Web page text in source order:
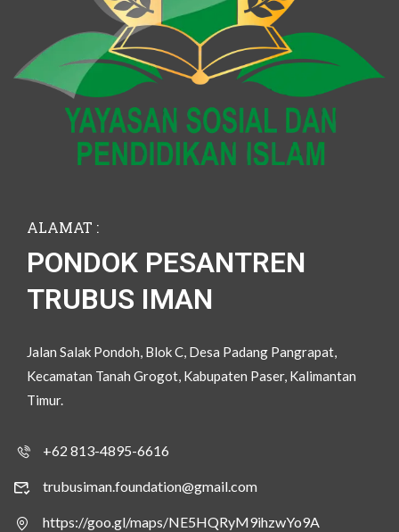
ALAMAT :
PONDOK PESANTREN
TRUBUS IMAN
Jalan Salak Pondoh, Blok C, Desa Padang Pangrapat,
Kecamatan Tanah Grogot, Kabupaten Paser, Kalimantan
Timur.
+62 813-4895-6616
trubusiman.foundation@gmail.com
https://goo.gl/maps/NE5HQRyM9ihzwYo9A